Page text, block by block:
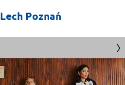
Lech Poznań